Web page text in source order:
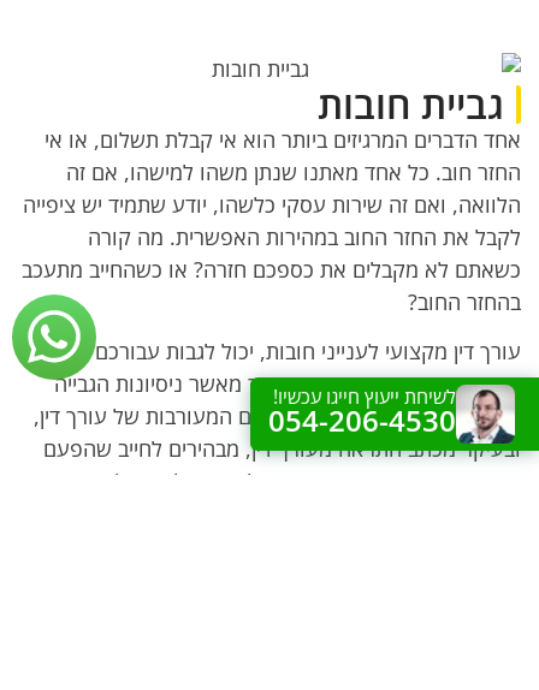
גביית חובות
אחד הדברים המרגיזים ביותר הוא אי קבלת תשלום, או אי
החזר חוב. כל אחד מאתנו שנתן משהו למישהו, אם זה
הלוואה, ואם זה שירות עסקי כלשהו, יודע שתמיד יש ציפייה
לקבל את החזר החוב במהירות האפשרית. מה קורה
כשאתם לא מקבלים את כספכם חזרה? או כשהחייב מתעכב
בהחזר החוב?
עורך דין מקצועי לענייני חובות, יכול לגבות עבורכם את
החוב, כנראה במהירות רבה יותר מאשר ניסיונות הגבייה
הכושלים שלכם. דבר ראשון, עצם המעורבות של עורך דין,
ובעיקר מכתב התראה מעורך דין, מבהירים לחייב שהפעם
מדובר בעסק רציני, ושיש סיכוי לא מבוטל שההליך יגיע
לשיחת ייעוץ חייגו עכשיו!
054-206-4530